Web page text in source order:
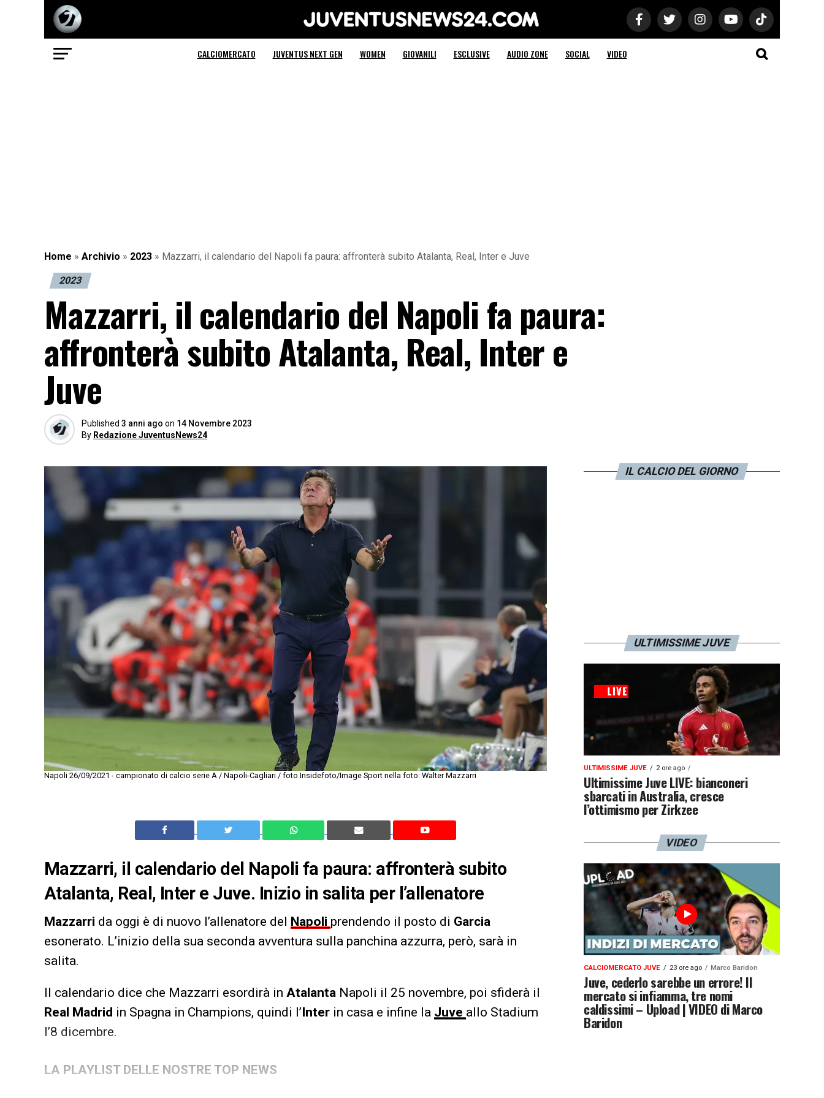
Juventus News 24
CALCIOMERCATO JUVENTUS NEXT GEN WOMEN GIOVANILI ESCLUSIVE AUDIO ZONE SOCIAL VIDEO
Home » Archivio » 2023 » Mazzarri, il calendario del Napoli fa paura: affronterà subito Atalanta, Real, Inter e Juve
2023
Mazzarri, il calendario del Napoli fa paura:
affronterà subito Atalanta, Real, Inter e
Juve
Published 3 anni ago on 14 Novembre 2023
By Redazione JuventusNews24
Napoli 26/09/2021 - campionato di calcio serie A / Napoli-Cagliari / foto Insidefoto/Image Sport nella foto: Walter Mazzarri
Mazzarri, il calendario del Napoli fa paura: affronterà subito
Atalanta, Real, Inter e Juve. Inizio in salita per l’allenatore
Mazzarri da oggi è di nuovo l’allenatore del Napoli prendendo il posto di Garcia
esonerato. L’inizio della sua seconda avventura sulla panchina azzurra, però, sarà in
salita.
Il calendario dice che Mazzarri esordirà in Atalanta Napoli il 25 novembre, poi sfiderà il
Real Madrid in Spagna in Champions, quindi l’ Inter in casa e infine la Juve allo Stadium
l’8 dicembre.
LA PLAYLIST DELLE NOSTRE TOP NEWS
IL CALCIO DEL GIORNO
ULTIMISSIME JUVE
ULTIMISSIME JUVE 2 ore ago
Ultimissime Juve LIVE: bianconeri
sbarcati in Australia, cresce
l’ottimismo per Zirkzee
VIDEO
CALCIOMERCATO JUVE 23 ore ago Marco Baridon
Juve, cederlo sarebbe un errore! Il
mercato si infiamma, tre nomi
caldissimi – Upload | VIDEO di Marco
Baridon